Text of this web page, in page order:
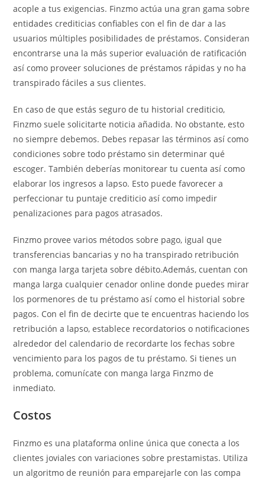
acople a tus exigencias. Finzmo actúa una gran gama sobre
entidades crediticias confiables con el fin de dar a las
usuarios múltiples posibilidades de préstamos. Consideran
encontrarse una la más superior evaluación de ratificación
así­ como proveer soluciones de préstamos rápidas y no ha
transpirado fáciles a sus clientes.
En caso de que estás seguro de tu historial crediticio,
Finzmo suele solicitarte noticia añadida. No obstante, esto
no siempre debemos. Debes repasar las términos así­ como
condiciones sobre todo préstamo sin determinar qué
escoger. También deberías monitorear tu cuenta así­ como
elaborar los ingresos a lapso. Esto puede favorecer a
perfeccionar tu puntaje crediticio así­ como impedir
penalizaciones para pagos atrasados.
Finzmo provee varios métodos sobre pago, igual que
transferencias bancarias y no ha transpirado retribución
con manga larga tarjeta sobre débito.Además, cuentan con
manga larga cualquier cenador online donde puedes mirar
los pormenores de tu préstamo así­ como el historial sobre
pagos. Con el fin de decirte que te encuentras haciendo los
retribución a lapso, establece recordatorios o notificaciones
alrededor del calendario de recordarte los fechas sobre
vencimiento para los pagos de tu préstamo. Si tienes un
problema, comunícate con manga larga Finzmo de
inmediato.
Costos
Finzmo es una plataforma online única que conecta a los
clientes joviales con variaciones sobre prestamistas. Utiliza
un algoritmo de reunión para emparejarle con las compa